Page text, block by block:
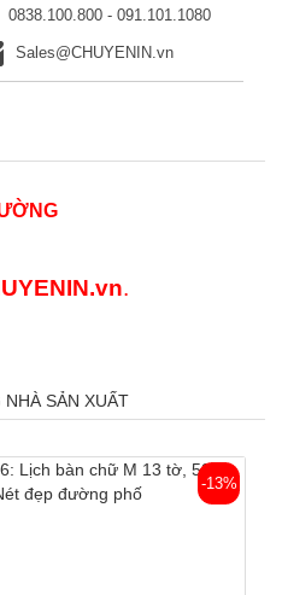
0838.100.800 - 091.101.1080
Sales@CHUYENIN.vn
.
SẢN XUẤT
-13%